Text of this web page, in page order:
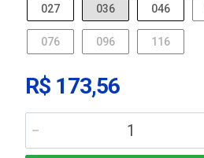
027 036 046
076 096 116
R$ 173,56